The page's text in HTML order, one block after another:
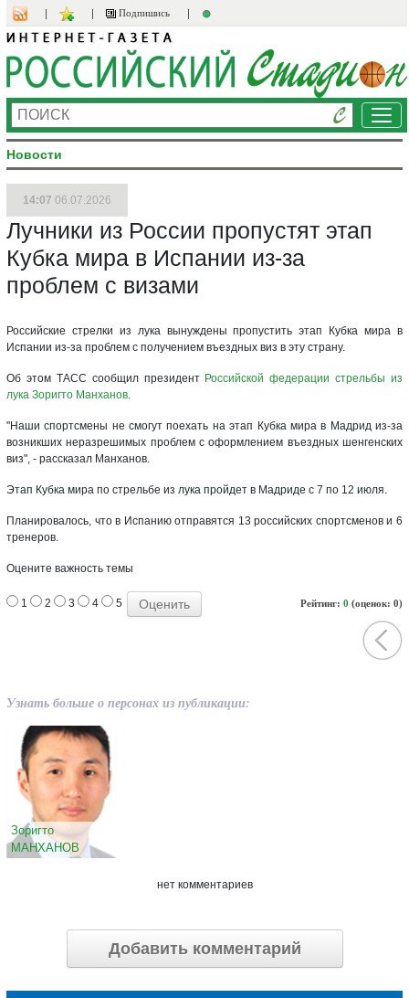
Подпишись
Новости
14:07 06.07.2026
Лучники из России пропустят этап
Кубка мира в Испании из-за
проблем с визами
Российские стрелки из лука вынуждены пропустить этап Кубка мира в
Испании из-за проблем с получением въездных виз в эту страну.
Об этом ТАСС сообщил президент Российской федерации стрельбы из
лука Зоригто Манханов.
"Наши спортсмены не смогут поехать на этап Кубка мира в Мадрид из-за
возникших неразрешимых проблем с оформлением въездных шенгенских
виз", - рассказал Манханов.
Этап Кубка мира по стрельбе из лука пройдет в Мадриде с 7 по 12 июля.
Планировалось, что в Испанию отправятся 13 российских спортсменов и 6
тренеров.
Оцените важность темы
Рейтинг: 0 (оценок: 0)
1 2 3 4 5
Узнать больше о персонах из публикации:
Зоригто
МАНХАНОВ
нет комментариев
Добавить комментарий